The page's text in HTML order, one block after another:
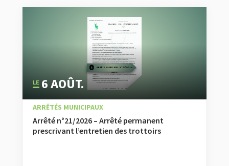
Arrêté n°21/2026 – Arrêté permanent
prescrivant l’entretien des trottoirs
6 AOÛT.
|
À LA UNE ,
ACTUALITÉ ,
ARRÊTÉS MUNICIPAUX